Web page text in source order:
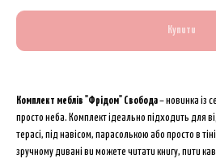
Купити
Комплект меблів "Фрідом" Свобода– новинка із
просто неба. Комплект ідеально підходить для
терасі, під навісом, парасолькою або просто в
зручному дивані ви можете читати книгу, пити